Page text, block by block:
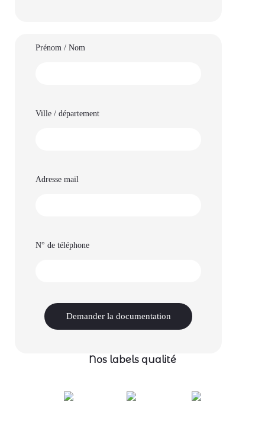
Prénom / Nom
Ville / département
Adresse mail
N° de téléphone
Nos labels qualité